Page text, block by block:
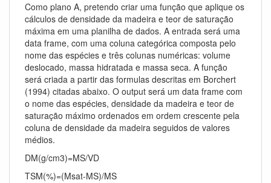
Como plano A, pretendo criar uma função que aplique os
cálculos de densidade da madeira e teor de saturação
máxima em uma planilha de dados. A entrada será uma
data frame, com uma coluna categórica composta pelo
nome das espécies e três colunas numéricas: volume
deslocado, massa hidratada e massa seca. A função
será criada a partir das formulas descritas em Borchert
(1994) citadas abaixo. O output será um data frame com
o nome das espécies, densidade da madeira e teor de
saturação máximo ordenados em ordem crescente pela
coluna de densidade da madeira seguidos de valores
médios.
DM(g/cm3)=MS/VD
TSM(%)=(Msat-MS)/MS